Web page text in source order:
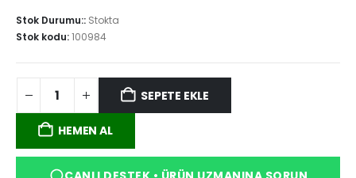
Stok Durumu:: Stokta
Stok kodu:100984
SEPETE EKLE
HEMEN AL